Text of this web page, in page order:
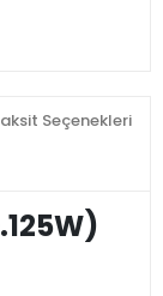
Seçenekleri